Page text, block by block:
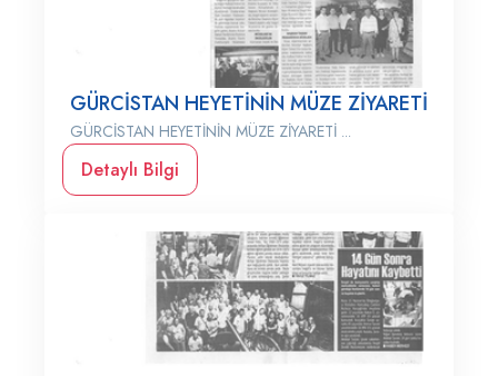
GÜRCİSTAN HEYETİNİN MÜZE ZİYARETİ
GÜRCİSTAN HEYETİNİN MÜZE ZİYARETİ ...
Detaylı Bilgi